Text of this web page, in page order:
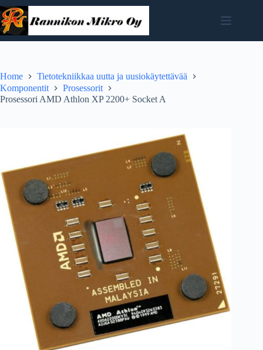
Skip
to
content
Home
Tietotekniikkaa uutta ja uusiokäytettävää
Komponentit
Prosessorit
Prosessori AMD Athlon XP 2200+ Socket A